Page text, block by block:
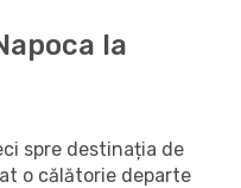
la
spre destinația de
o călătorie departe